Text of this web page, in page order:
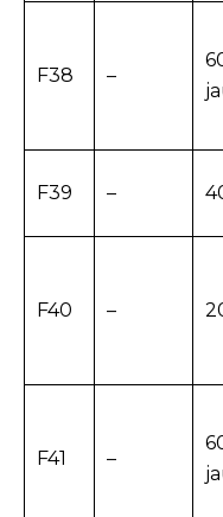
F38 –
F39 –
F40 –
F41 –